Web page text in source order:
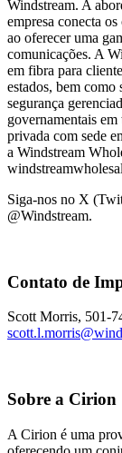
Windstream. A
empresa conecta
ao oferecer uma
comunicações. A
em fibra para
estados, bem como
segurança
governamentais
privada com sede
a Windstream
Siga-nos no X
@Windstream.
Contato de
Scott Morris, 501-
Sobre a Cirion
A Cirion é uma